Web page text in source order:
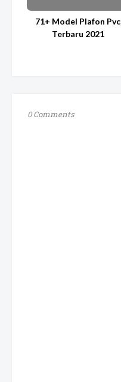
71+ Model Plafon Pvc
Terbaru 2021
0 Comments